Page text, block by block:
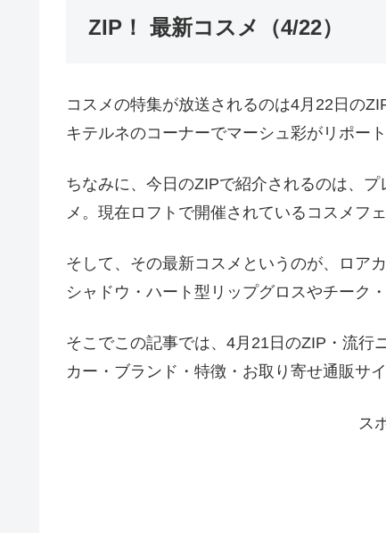
ZIP！ 最新コスメ（4/22）
コスメの特集が放送されるのは4月22日の
キテルネのコーナーでマーシュ彩がリポート
ちなみに、今日のZIPで紹介されるのは、
メ。現在ロフトで開催されているコスメフ
そして、その最新コスメというのが、ロア
シャドウ・ハート型リップグロスやチーク
そこでこの記事では、4月21日のZIP・流行
カー・ブランド・特徴・お取り寄せ通販サ
ス